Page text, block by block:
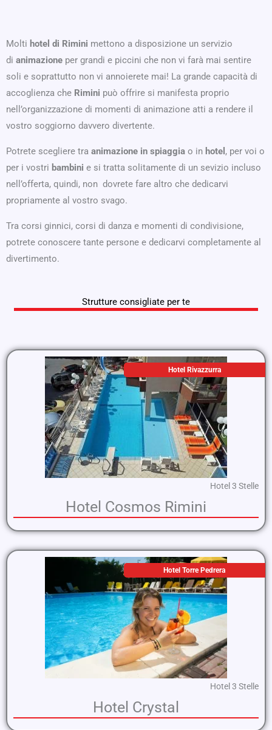
Molti hotel di Rimini mettono a disposizione un servizio
di animazione per grandi e piccini che non vi farà mai sentire
soli e soprattutto non vi annoierete mai! La grande capacità di
accoglienza che Rimini può offrire si manifesta proprio
nell’organizzazione di momenti di animazione atti a rendere il
vostro soggiorno davvero divertente.
Potrete scegliere tra animazione in spiaggia o in hotel , per voi o
per i vostri bambini e si tratta solitamente di un sevizio incluso
nell’offerta, quindi, non dovrete fare altro che dedicarvi
propriamente al vostro svago.
Tra corsi ginnici, corsi di danza e momenti di condivisione,
potrete conoscere tante persone e dedicarvi completamente al
divertimento.
Strutture consigliate per te
Hotel Rivazzurra
Hotel 3 Stelle
Hotel Cosmos Rimini
Hotel Torre Pedrera
Hotel 3 Stelle
Hotel Crystal